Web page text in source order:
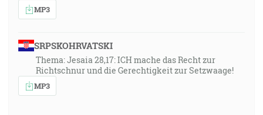
MP3
SRPSKOHRVATSKI
Thema: Jesaia 28,17: ICH mache das Recht zur
Richtschnur und die Gerechtigkeit zur Setzwaage!
MP3